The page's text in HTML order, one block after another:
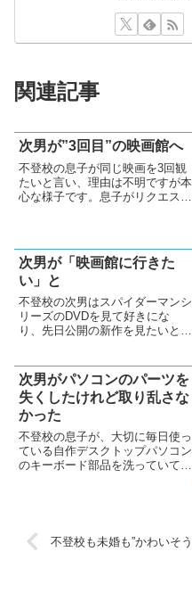
関連記事
次男が”3回目”の映画館へ
不登校の息子が同じ映画を3回観
たいと言い、理由は不明ですが本
心な様子です。息子がリクエスト
次男が「映画館に行きた
い」と
不登校の次男はスパイダーマンシ
リーズのDVDを見て好きにな
り、先日公開の新作を見たいと言
次男がパソコンのパーツを
失くしたけれど取り乱さな
かった
不登校の息子が、大切に毎日使っ
ている自作デスクトップパソコン
のキーボード部品を洗っていて紛
不登校も未婚も”かわいそ